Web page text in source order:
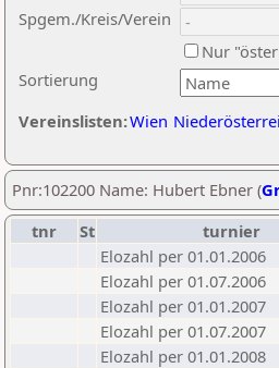
Sortierung
Spgem./Kreis/Verein
Nur
Vereinslisten:Wien
Pnr:102200 Name: Hubert Ebner (
tnr
St turnier
Elozahl per 01.01.2006
Elozahl per 01.07.2006
Elozahl per 01.01.2007
Elozahl per 01.07.2007
Elozahl per 01.01.2008